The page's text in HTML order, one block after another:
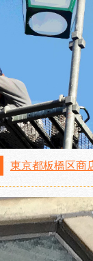
東京都板橋区商